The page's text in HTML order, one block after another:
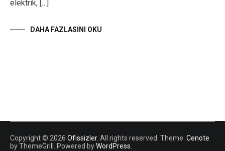
elektrik, […]
DAHA FAZLASINI OKU
Copyright © 2026 Ofissizler. All rights reserved. Theme: Cenote
by ThemeGrill. Powered byWordPress